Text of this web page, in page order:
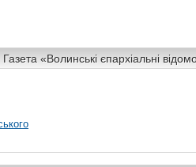
Газета «Волинські єпархіальні